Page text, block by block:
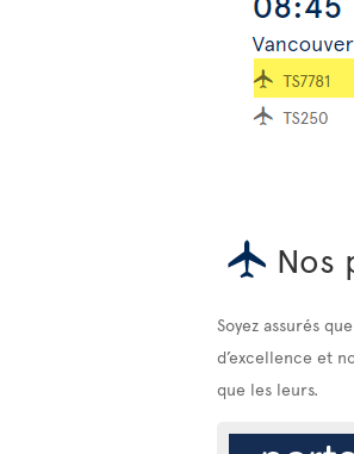
Nos
Soyez assurés
d’excellence et
que les leurs.